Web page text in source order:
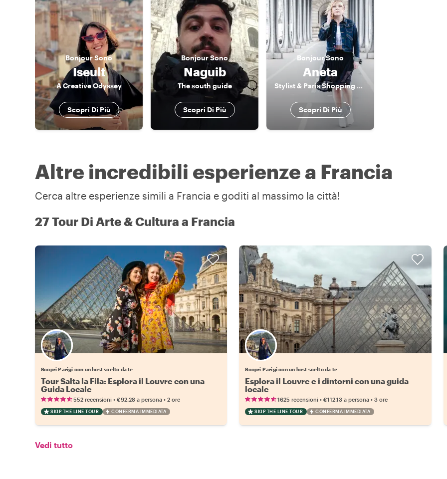
BonjourSono
Iseult
A Creative Odyssey
Scopri Di Più
BonjourSono
Naguib
The south guide
Scopri Di Più
BonjourSono
Aneta
Stylist & Paris Shopping Expert
Scopri Di Più
Altre incredibili esperienze a Francia
Cerca altre esperienze simili a Francia e goditi al massimo la città!
27 Tour Di Arte & Cultura a Francia
Scegli il tuo local preferito
Scopri Parigi con un host scelto da te
Tour Salta la Fila: Esplora il Louvre con una
Guida Locale
552 recensioni • €92.28 a persona • 2 ore
SKIP THE LINE TOUR CONFERMA IMMEDIATA
Scegli il tuo local preferito
Scopri Parigi con un host scelto da te
Esplora il Louvre e i dintorni con una guida
locale
1625 recensioni •€112.13 a persona •3 ore
SKIP THE LINE TOUR CONFERMA IMMEDIATA
Vedi tutto